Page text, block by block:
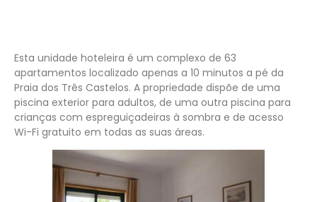
Esta unidade hoteleira é um complexo de 63
apartamentos localizado apenas a 10 minutos a pé da
Praia dos Três Castelos. A propriedade dispõe de uma
piscina exterior para adultos, de uma outra piscina para
crianças com espreguiçadeiras à sombra e de acesso
Wi-Fi gratuito em todas as suas áreas.